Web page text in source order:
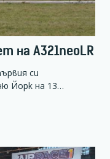
на A321neoLR
си
Йорк на 13…